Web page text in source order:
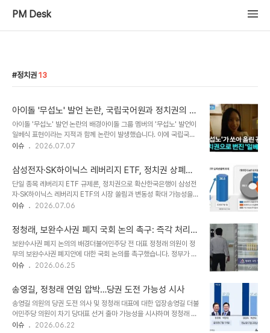
PM Desk
정치권 13
아이돌 '무섭노' 발언 논란, 국립국어원과 정치권의 입
장 분석
아이돌 '무섭노' 발언 논란의 배경아이돌 그룹 멤버의 '무섭노' 발언이
일베식 표현이라는 지적과 함께 논란이 발생했습니다. 이에 국립국어
원에 관련 질의가 접수되어 입장을 밝혔습니다. 경상도 방언 사용에 대
장국립국어원은 종결어미 '-노'가 경상도 지역 방언으로 의문문에서
사용된다는 점을 설명했습니다. 다만, 이에 대한 학계의 다양한 의견이
존재하여 단정하기는 어렵다는 입장을 보였습니다. 개그맨 김시덕 역
시 해당 표현이 의문형 종결어미가 맞다고 주장하며, 사투리에 대한 무
분별한 프레임 씌우기에 대한 우려를 표했습니다. 정치권 개입과 사회
을 넘어 사회적 논쟁으로 확산되..
이슈 2026.07.07
삼성전자·SK하이닉스 레버리지 ETF, 정치권 상폐론
확산에 규제 논의 본격화
단일 종목 레버리지 ETF 규제론, 정치권으로 확산한국은행이 삼성전
자·SK하이닉스 레버리지 ETF의 시장 쏠림과 변동성 확대 가능성을
경고했습니다. 이에 정치권에서는 상장폐지까지 검토해야 한다는 주
로까지 확대되는 양상입니다. 시장 쏠림 및 변동성 확대 우려, 개인 투
자자 손실 가중한국은행은 특정 종목으로 자금이 집중된 상황에서 레
버리지 ETF의 자금 유출입이 한 방향으로 쏠릴 경우 시장 변동성이
확대될 수 있다고 분석했습니다. 반복되는 일일 리밸런싱과 현·선물 차
익거래는 가격 변동을 키우고, 주가 조정 시 개인 투자자의 손실을 확
은 크게 증가했습니다. 정치권, 상장..
이슈 2026.07.06
정청래, 보완수사권 폐지 국회 논의 촉구: 즉각 처리
주장
보완수사권 폐지 논의의 배경더불어민주당 전 대표 정청래 의원이 정
부의 보완수사권 폐지안에 대한 국회 논의를 촉구했습니다. 정부가 별
도의 안을 제출하지 않기로 결정함에 따라, 이 사안이 국회로 넘어왔음
야 할 시점입니다. 정청래 의원의 입장과 제안정 의원은 정부의 결정에
대해 '시간 끌기 작전'일 가능성을 제기하며 우려를 표했습니다. 그는
보완수사권 폐지를 '지금 당장, 제헌절 전에 끝내자'고 제안하며 신속
한 처리를 강조했습니다. 또한, 국회에서 불가역적으로 폐지할 것을 전
제로 시행령 준비를 요청했습니다. 정치권의 반응과 향후 전망친명계
이슈 2026.06.25
송영길, 정청래 연임 압박…당권 도전 가능성 시사
송영길 의원의 당권 도전 의사 및 정청래 대표에 대한 입장송영길 더불
어민주당 의원이 차기 당대표 선거 출마 가능성을 시사하며 정청래 대
표에게 연임 포기를 촉구했습니다. 송 의원은 라디오 인터뷰에서 정 대
이슈 2026.06.22